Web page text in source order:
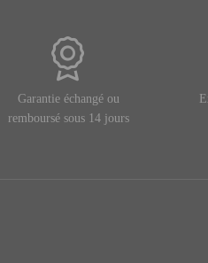
Garantie échangé ou
remboursé sous 14 jours